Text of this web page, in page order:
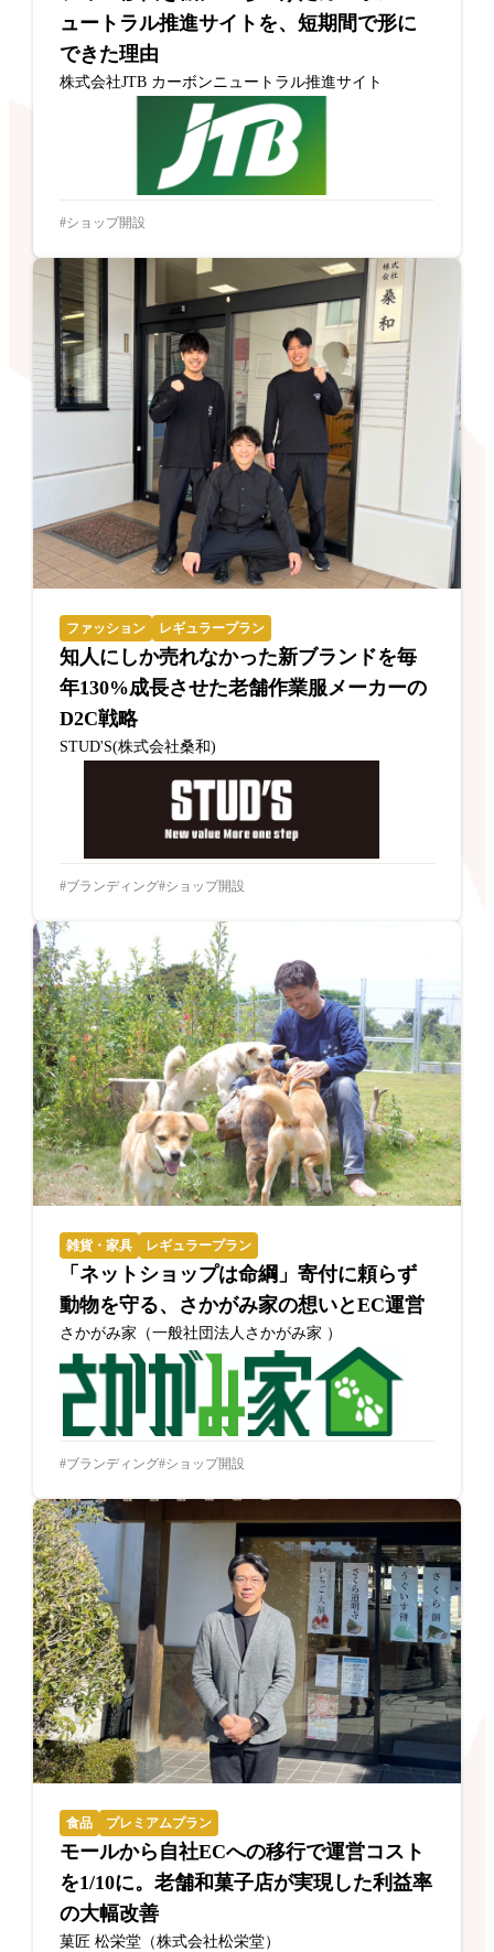
ュートラル推進サイトを、短期間で形に
できた理由
株式会社JTB カーボンニュートラル推進サイト
ショップ開設
ファッション レギュラープラン
知人にしか売れなかった新ブランドを毎
年130%成長させた老舗作業服メーカーの
D2C戦略
STUD'S(株式会社桑和)
ブランディング ショップ開設
雑貨・家具 レギュラープラン
「ネットショップは命綱」寄付に頼らず
動物を守る、さかがみ家の想いとEC運営
さかがみ家（一般社団法人さかがみ家 ）
ブランディング ショップ開設
食品 プレミアムプラン
モールから自社ECへの移行で運営コスト
を1/10に。老舗和菓子店が実現した利益率
の大幅改善
菓匠 松栄堂（株式会社松栄堂）